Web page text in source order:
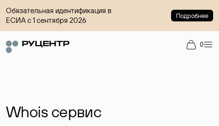
Обязательная идентификация в
ЕСИА с 1 сентября 2026
Подробнее
0
Whois сервис